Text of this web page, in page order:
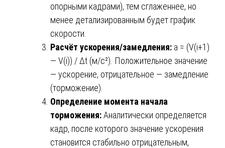
опорными кадрами), тем сглаженнее, но
менее детализированным будет график
скорости.
Расчёт ускорения/замедления: a = (V(i+1)
— V(i)) / Δt (м/с²). Положительное значение
— ускорение, отрицательное — замедление
(торможение).
Определение момента начала
торможения:Аналитически определяется
кадр, после которого значение ускорения
становится стабильно отрицательным,